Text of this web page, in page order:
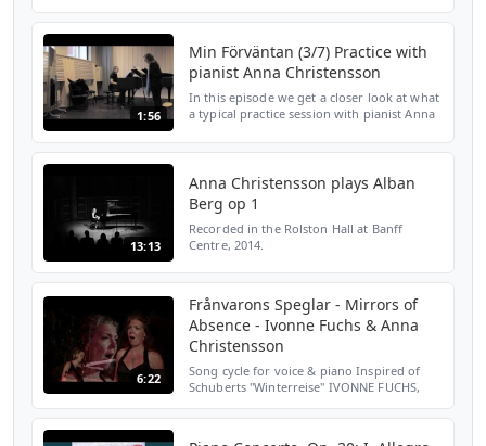
1:56
Min Förväntan (3/7) Practice with
pianist Anna Christensson
In this episode we get a closer look at what
a typical practice session with pianist Anna
13:13
Anna Christensson plays Alban
Berg op 1
Recorded in the Rolston Hall at Banff
Centre, 2014.
6:22
Frånvarons Speglar - Mirrors of
Absence - Ivonne Fuchs & Anna
Christensson
Song cycle for voice & piano Inspired of
Schuberts "Winterreise" IVONNE FUCHS,